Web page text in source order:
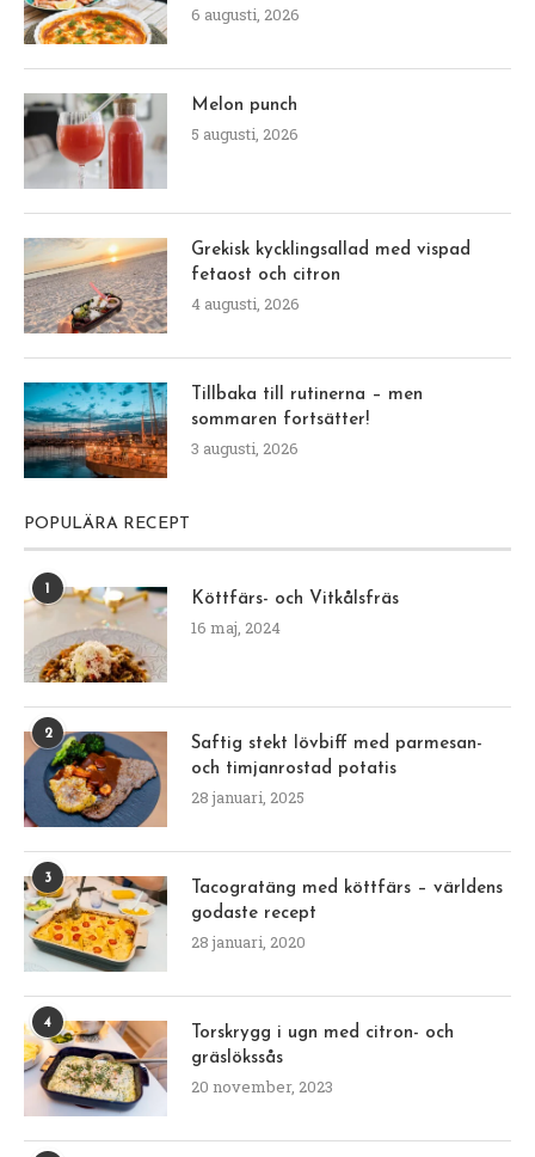
6 augusti, 2026
Melon punch
5 augusti, 2026
Grekisk kycklingsallad med vispad
fetaost och citron
4 augusti, 2026
Tillbaka till rutinerna – men
sommaren fortsätter!
3 augusti, 2026
POPULÄRA RECEPT
1
Köttfärs- och Vitkålsfräs
16 maj, 2024
2
Saftig stekt lövbiff med parmesan-
och timjanrostad potatis
28 januari, 2025
3
Tacogratäng med köttfärs – världens
godaste recept
28 januari, 2020
4
Torskrygg i ugn med citron- och
gräslökssås
20 november, 2023